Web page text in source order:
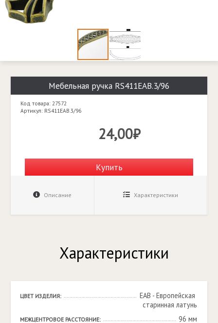
Мебельная ручка RS411EAB.3/96
Код товара: 27572
Артикул: RS411EAB.3/96
24,00₽
Купить
Описание Характеристики
Характеристики
ЦВЕТ ИЗДЕЛИЯ:
EAB - Европейская
старинная латунь
МЕЖЦЕНТРОВОЕ РАССТОЯНИЕ: 96 мм